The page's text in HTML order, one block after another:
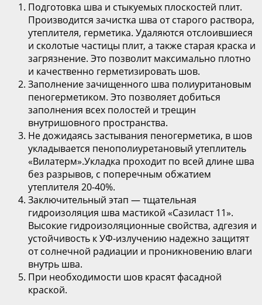
Подготовка шва и стыкуемых плоскостей плит.
Производится зачистка шва от старого раствора,
утеплителя, герметика. Удаляются отслоившиеся
и сколотые частицы плит, а также старая краска и
загрязнение. Это позволит максимально плотно
и качественно герметизировать шов.
Заполнение зачищенного шва полиуритановым
пеногерметиком. Это позволяет добиться
заполнения всех полостей и трещин
внутришовного пространства.
Не дожидаясь застывания пеногерметика, в шов
укладывается пенополиуретановый утеплитель
«Вилатерм».Укладка проходит по всей длине шва
без разрывов, с поперечным обжатием
утеплителя 20-40%.
Заключительный этап — тщательная
гидроизоляция шва мастикой «Сазиласт 11».
Высокие гидроизоляционные свойства, адгезия и
устойчивость к УФ-излучению надежно защитят
от солнечной радиации и проникновению влаги
внутрь шва.
При необходимости шов красят фасадной
краской.